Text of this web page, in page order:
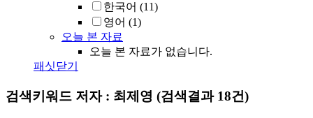
한국어 (11)
영어 (1)
오늘 본 자료
오늘 본 자료가 없습니다.
패싯닫기
검색키워드 저자 : 최제영 (검색결과 18건)